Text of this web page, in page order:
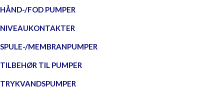
HÅND-/FOD PUMPER
NIVEAUKONTAKTER
SPULE-/MEMBRANPUMPER
TILBEHØR TIL PUMPER
TRYKVANDSPUMPER